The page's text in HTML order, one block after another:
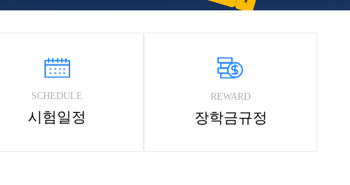
SCHEDULE
시험일정
REWARD
장학금규정